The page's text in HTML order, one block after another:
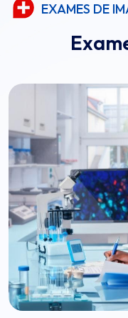
EXAMES DE